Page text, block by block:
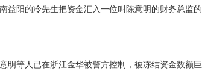
益阳的冷先生把资金汇入一位叫陈意明的财务总监的
明等人已在浙江金华被警方控制，被冻结资金数额巨